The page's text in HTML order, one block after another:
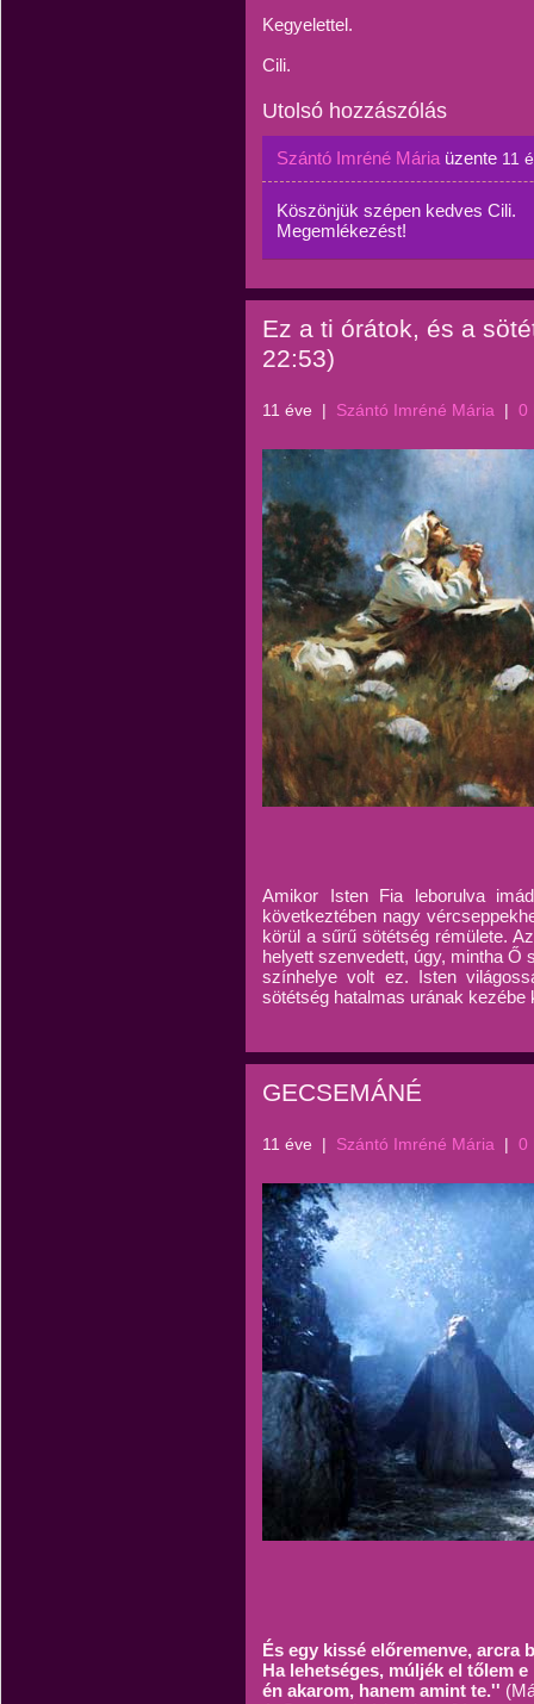
Kegyelettel.
Cili.
Utolsó hozzászólás
Szántó Imréné Mária üzente 11
Köszönjük szépen kedves Cili.
Megemlékezést!
Ez a ti órátok, és a
22:53)
11 éve | Szántó Imréné Mária | 0
Amikor Isten Fia leborulva
következtében nagy
körül a sűrű sötétség rémülete.
helyett szenvedett, úgy, mintha Ő
színhelye volt ez. Isten
sötétség hatalmas urának kezébe
GECSEMÁNÉ
11 éve | Szántó Imréné Mária | 0
És egy kissé előremenve, arcra
Ha lehetséges, múljék el tőlem
én akarom, hanem amint te.''